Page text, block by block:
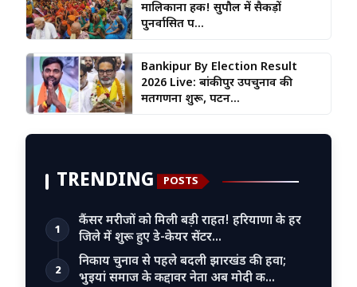
मालिकाना हक! सुपौल में सैकड़ों
पुनर्वासित प...
Bankipur By Election Result
2026 Live: बांकीपुर उपचुनाव की
मतगणना शुरू, पटन...
TRENDING POSTS
1
कैंसर मरीजों को मिली बड़ी राहत! हरियाणा के हर
जिले में शुरू हुए डे-केयर सेंटर…
2
निकाय चुनाव से पहले बदली झारखंड की हवा;
भुइयां समाज के कद्दावर नेता अब मोदी क…